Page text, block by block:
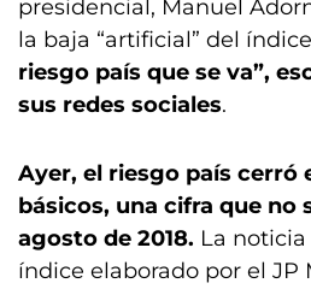
presidencial, Manuel
la baja “artificial” del
riesgo país que se va”,
sus redes sociales.
Ayer, el riesgo país cerró
básicos, una cifra que no
agosto de 2018. La
índice elaborado por el JP